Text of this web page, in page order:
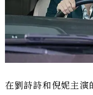
在劉詩詩和倪妮主演